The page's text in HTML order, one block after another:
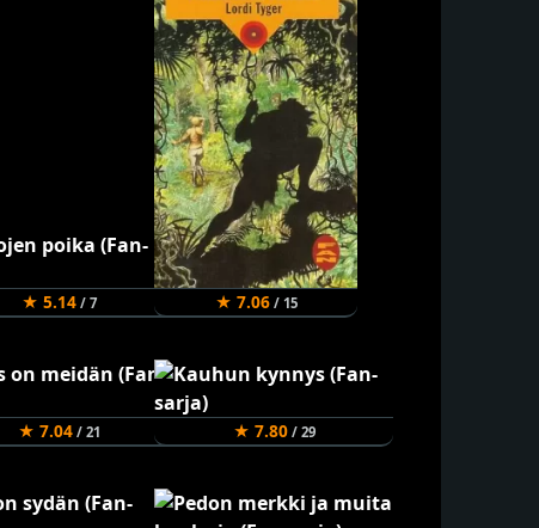
★ 5.14/ 7 ★ 7.06/ 15
★ 7.04/ 21 ★ 7.80/ 29